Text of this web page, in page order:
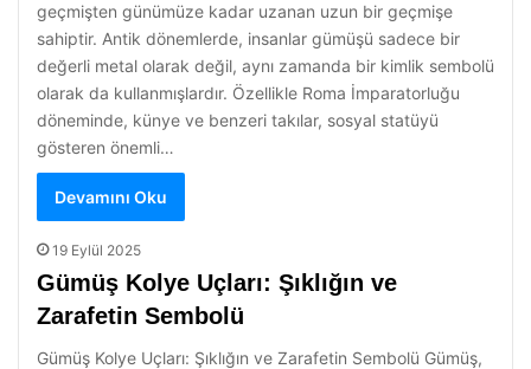
geçmişten günümüze kadar uzanan uzun bir geçmişe
sahiptir. Antik dönemlerde, insanlar gümüşü sadece bir
değerli metal olarak değil, aynı zamanda bir kimlik sembolü
olarak da kullanmışlardır. Özellikle Roma İmparatorluğu
döneminde, künye ve benzeri takılar, sosyal statüyü
gösteren önemli…
Devamını Oku
19 Eylül 2025
Gümüş Kolye Uçları: Şıklığın ve
Zarafetin Sembolü
Gümüş Kolye Uçları: Şıklığın ve Zarafetin Sembolü Gümüş,